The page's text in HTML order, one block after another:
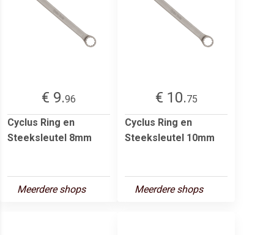
€ 9.96
Cyclus Ring en
Steeksleutel 8mm
Meerdere shops
€ 10.75
Cyclus Ring en
Steeksleutel 10mm
Meerdere shops